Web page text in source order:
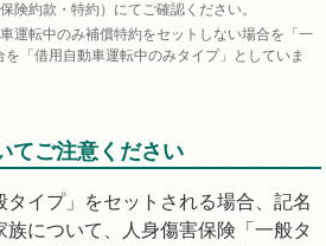
険約款・特約）にてご確認ください。
運転中のみ補償特約をセットしない場合を「一
「借用自動車運転中のみタイプ」としていま
てご注意ください
タイプ」をセットされる場合、記名
について、人身傷害保険「一般タ